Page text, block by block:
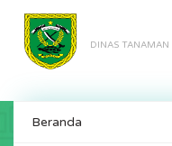
DINAS
Beranda